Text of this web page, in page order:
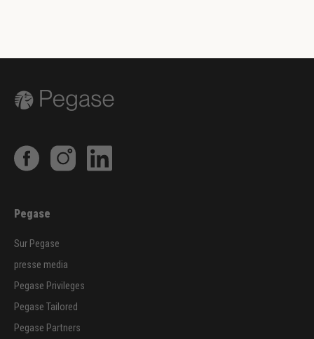
Pegase
Sur Pegase
presse media
Pegase Privileges
Pegase Tailored
Pegase Partners